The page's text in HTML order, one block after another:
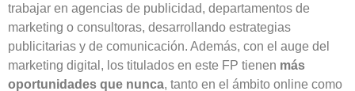
trabajar en agencias de publicidad, departamentos de
marketing o consultoras, desarrollando estrategias
publicitarias y de comunicación. Además, con el auge del
marketing digital, los titulados en este FP tienen más
oportunidades que nunca, tanto en el ámbito online como